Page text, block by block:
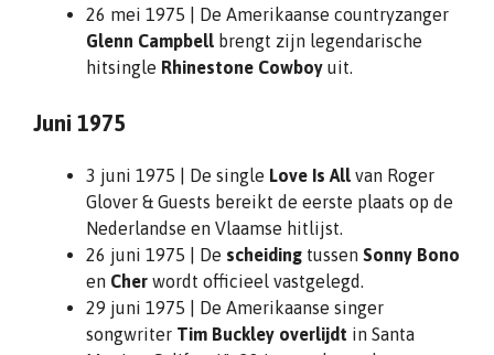
26 mei 1975 | De Amerikaanse countryzanger
Glenn Campbell brengt zijn legendarische
hitsingle Rhinestone Cowboy uit.
Juni 1975
3 juni 1975 | De single Love Is All van Roger
Glover & Guests bereikt de eerste plaats op de
Nederlandse en Vlaamse hitlijst.
26 juni 1975 | De scheiding tussen Sonny Bono
en Cher wordt officieel vastgelegd.
29 juni 1975 | De Amerikaanse singer
songwriter Tim Buckley overlijdt in Santa